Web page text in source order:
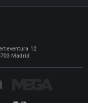
12
Madrid